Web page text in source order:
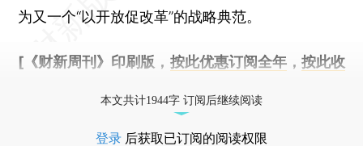
为又一个“以开放促改革”的战略典范。
[《财新周刊》印刷版， 按此优惠订阅全年， 按此收
本文共计1944字 订阅后继续阅读
登录 后获取已订阅的阅读权限